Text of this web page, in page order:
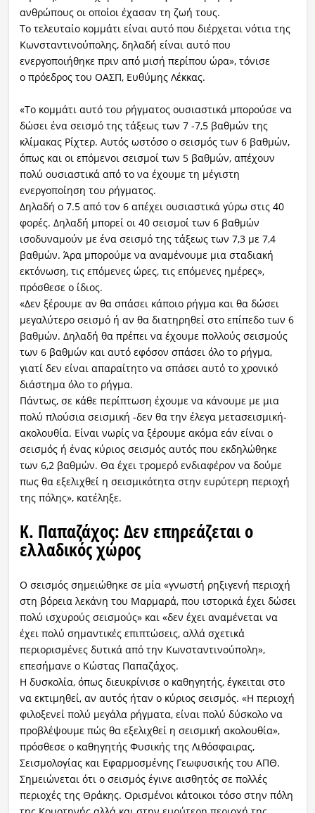
ανθρώπους οι οποίοι έχασαν τη ζωή τους.
Το τελευταίο κομμάτι είναι αυτό που διέρχεται νότια της
Κωνσταντινούπολης, δηλαδή είναι αυτό που
ενεργοποιήθηκε πριν από μισή περίπου ώρα», τόνισε
ο πρόεδρος του ΟΑΣΠ, Ευθύμης Λέκκας.
«Το κομμάτι αυτό του ρήγματος ουσιαστικά μπορούσε να
δώσει ένα σεισμό της τάξεως των 7 -7,5 βαθμών της
κλίμακας Ρίχτερ. Αυτός ωστόσο ο σεισμός των 6 βαθμών,
όπως και οι επόμενοι σεισμοί των 5 βαθμών, απέχουν
πολύ ουσιαστικά από το να έχουμε τη μέγιστη
ενεργοποίηση του ρήγματος.
Δηλαδή ο 7.5 από τον 6 απέχει ουσιαστικά γύρω στις 40
φορές. Δηλαδή μπορεί οι 40 σεισμοί των 6 βαθμών
ισοδυναμούν με ένα σεισμό της τάξεως των 7,3 με 7,4
βαθμών. Άρα μπορούμε να αναμένουμε μια σταδιακή
εκτόνωση, τις επόμενες ώρες, τις επόμενες ημέρες»,
πρόσθεσε ο ίδιος.
«Δεν ξέρουμε αν θα σπάσει κάποιο ρήγμα και θα δώσει
μεγαλύτερο σεισμό ή αν θα διατηρηθεί στο επίπεδο των 6
βαθμών. Δηλαδή θα πρέπει να έχουμε πολλούς σεισμούς
των 6 βαθμών και αυτό εφόσον σπάσει όλο το ρήγμα,
γιατί δεν είναι απαραίτητο να σπάσει αυτό το χρονικό
διάστημα όλο το ρήγμα.
Πάντως, σε κάθε περίπτωση έχουμε να κάνουμε με μια
πολύ πλούσια σεισμική -δεν θα την έλεγα μετασεισμική-
ακολουθία. Είναι νωρίς να ξέρουμε ακόμα εάν είναι ο
σεισμός ή ένας κύριος σεισμός αυτός που εκδηλώθηκε
των 6,2 βαθμών. Θα έχει τρομερό ενδιαφέρον να δούμε
πως θα εξελιχθεί η σεισμικότητα στην ευρύτερη περιοχή
της πόλης», κατέληξε.
Κ. Παπαζάχος: Δεν επηρεάζεται ο
ελλαδικός χώρος
Ο σεισμός σημειώθηκε σε μία «γνωστή ρηξιγενή περιοχή
στη βόρεια λεκάνη του Μαρμαρά, που ιστορικά έχει δώσει
πολύ ισχυρούς σεισμούς» και «δεν έχει αναμένεται να
έχει πολύ σημαντικές επιπτώσεις, αλλά σχετικά
περιορισμένες δυτικά από την Κωνσταντινούπολη»,
επεσήμανε ο Κώστας Παπαζάχος.
Η δυσκολία, όπως διευκρίνισε ο καθηγητής, έγκειται στο
να εκτιμηθεί, αν αυτός ήταν ο κύριος σεισμός. «Η περιοχή
φιλοξενεί πολύ μεγάλα ρήγματα, είναι πολύ δύσκολο να
προβλέψουμε πώς θα εξελιχθεί η σεισμική ακολουθία»,
πρόσθεσε ο καθηγητής Φυσικής της Λιθόσφαιρας,
Σεισμολογίας και Εφαρμοσμένης Γεωφυσικής του ΑΠΘ.
Σημειώνεται ότι ο σεισμός έγινε αισθητός σε πολλές
περιοχές της Θράκης. Ορισμένοι κάτοικοι τόσο στην πόλη